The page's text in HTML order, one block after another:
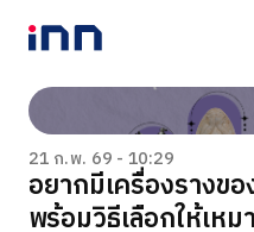
NEWS
ENTERTAINMENT
LIFESTYLE
HOROSCOPE
21 ก.พ. 69 - 10:29
อยากมีเครื่องรางข
พร้อมวิธีเลือกให้เหม